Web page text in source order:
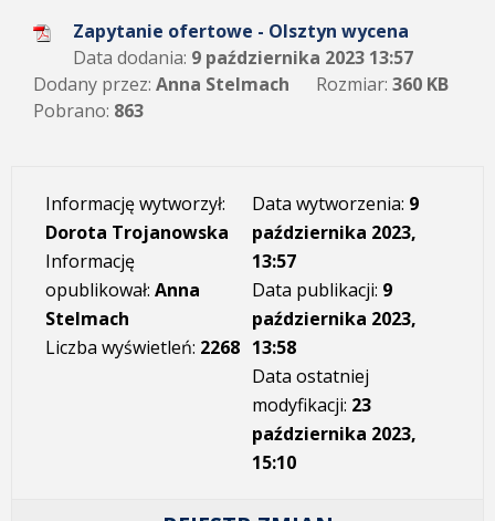
Zapytanie ofertowe - Olsztyn wycena
Data dodania: 9 października 2023 13:57
Dodany przez: Anna Stelmach Rozmiar: 360 KB
Pobrano: 863
Informację wytworzył:
Dorota Trojanowska
Informację
opublikował: Anna
Stelmach
Liczba wyświetleń: 2268
Data wytworzenia: 9
października 2023,
13:57
Data publikacji: 9
października 2023,
13:58
Data ostatniej
modyfikacji: 23
października 2023,
15:10